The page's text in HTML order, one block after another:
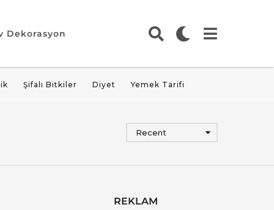
Dekorasyon
Şifalı Bitkiler Diyet Yemek Tarifi
Recent
REKLAM